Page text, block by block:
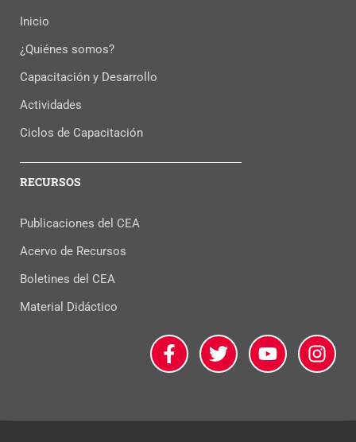
Inicio
¿Quiénes somos?
Capacitación y Desarrollo
Actividades
Ciclos de Capacitación
RECURSOS
Publicaciones del CEA
Acervo de Recursos
Boletines del CEA
Material Didáctico